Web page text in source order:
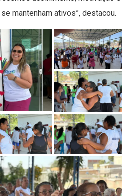
mantenham ativos”, destacou.